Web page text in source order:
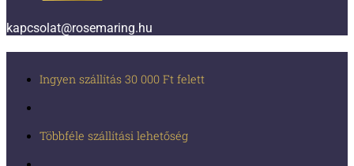
kapcsolat@rosemaring.hu
Ingyen szállítás 30 000 Ft felett
Többféle szállítási lehetőség